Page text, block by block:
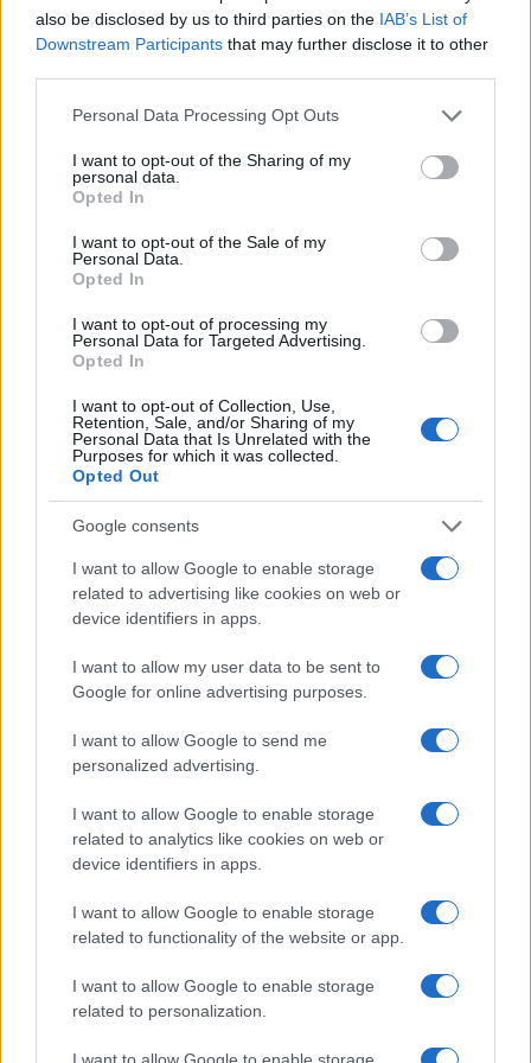
also be disclosed by us to third parties on the IAB’s List of
Downstream Participants that may further disclose it to other
Please note that this website/app uses one or more Google
not limited to your visit or usage behaviour. You may click to
grant or deny consent to Google and its third-party tags to
use your data for below specified purposes in below Google
consent section.
Personal Data Processing Opt Outs
I want to opt-out of the Sharing of my
personal data.
Opted In
I want to opt-out of the Sale of my
Personal Data.
Opted In
I want to opt-out of processing my
Personal Data for Targeted Advertising.
Opted In
I want to opt-out of Collection, Use,
Retention, Sale, and/or Sharing of my
Personal Data that Is Unrelated with the
Purposes for which it was collected.
Opted Out
Google consents
I want to allow Google to enable storage
related to advertising like cookies on web or
device identifiers in apps.
I want to allow my user data to be sent to
Google for online advertising purposes.
I want to allow Google to send me
personalized advertising.
I want to allow Google to enable storage
related to analytics like cookies on web or
device identifiers in apps.
I want to allow Google to enable storage
related to functionality of the website or app.
I want to allow Google to enable storage
related to personalization.
I want to allow Google to enable storage
corrette consecutive: in caso di errore, si azzera
il conteggio. Lapressione positivadel cronometro
rende la comunicazione chiara, accorcia i tempi
di percezione e stabilizza le letture. L’obiettivo
ritmo più lento tra i cinque, accelerando solo
quando la palla lo impone.
Adattamenti situazionali: high-post,
Contro ilhigh-post la 2-3 richiede che il centro
togliere la ricezione, con il lungo lato debole
pronto al bump sul taglio dal fondo. Contro lo
short corner il lungo lato forte esce corto, l’ala
opposta chiude l’area e l’esterno alto copre
l’angolo. Nella 3-2, l’entrata in post basso impone
il raddoppio selettivo: raddoppio dall’esterno più
vicino e rotazione a catena per coprire l’angolo.
Questi aggiustamenti conservano forma e
priorità, evitando scoperte sul ferro.
Regola generale: aiuti brevi, rientro rapido,
forbici sulle linee di passaggio. Il
scambio uomo, ma ripristino della geometria.
Quando il lato debole protegge, l’attacco perde
ritmo; quando il tagliafuori è anticipato, le
seconde opportunità scompaiono. Una zona che
comunica con una sola voce, muove due piedi per
ogni passaggio e tratta il rimbalzo come parte
della difesa, diventa uno strumento affidabile e